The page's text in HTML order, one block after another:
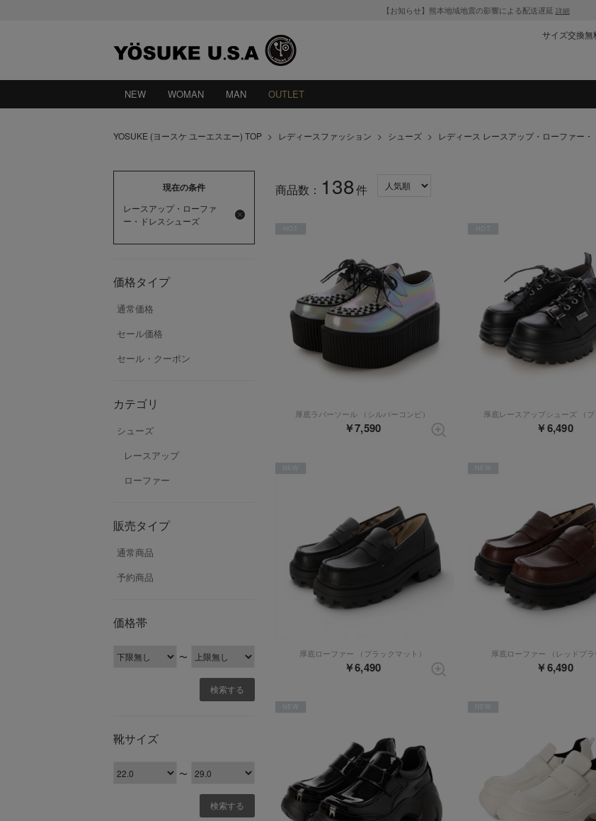
【お知らせ】熊本地域地震の影響による配送遅延 詳細
サイズ交換無
NEW WOMAN MAN OUTLET
YOSUKE (ヨースケ ユーエスエー) TOP > レディースファッション > シューズ > レディース レースアップ・ローファー
現在の条件
レースアップ・ローファ
ー・ドレスシューズ
価格タイプ
通常価格
セール価格
セール・クーポン
カテゴリ
シューズ
レースアップ
ローファー
販売タイプ
通常商品
予約商品
価格帯
〜
靴サイズ
〜
商品数： 138件
厚底ラバーソール （シルバーコンビ）
￥7,590
厚底レースアップシューズ （ブ
￥6,490
NEW
厚底ローファー （ブラックマット）
￥6,490
厚底ローファー （レッドブラ
￥6,490